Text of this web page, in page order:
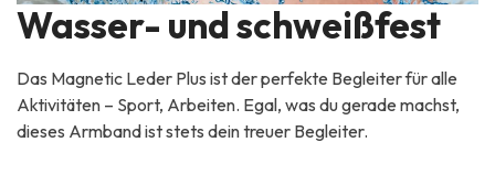
Wasser- und schweißfest
Das Magnetic Leder Plus ist der perfekte Begleiter für alle
Aktivitäten – Sport, Arbeiten. Egal, was du gerade machst,
dieses Armband ist stets dein treuer Begleiter.